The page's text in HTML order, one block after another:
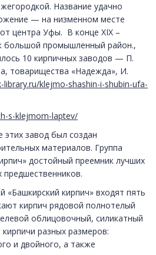
Название удачно
— на низменном месте
центра Уфы. В конце XIX –
большой промышленный район.,
10 кирпичных заводов — П.
товарищества «Надежда», И.
library.ru/klejmo-shashin-i-shubin-ufa-
s-klejmom-laptev/
завод был создан
материалов. Группа
достойный преемник лучших
предшественников.
«Башкирский кирпич» входят пять
кирпич рядовой полнотелый
облицовочный, силикатный
разных размеров:
и двойного, а также